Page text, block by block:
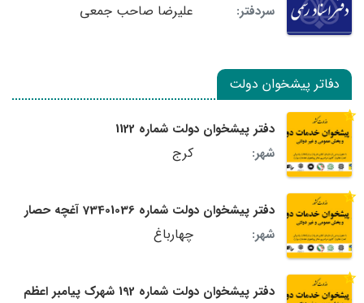
سردفتر:
علیرضا صاحب جمعى
دفاتر پیشخوان دولت
دفتر پیشخوان دولت شماره 1122
شهر:
کرج
دفتر پیشخوان دولت شماره 73401036 آغچه حصار
شهر:
چهارباغ
دفتر پیشخوان دولت شماره 192 شهرک پیامبر اعظم